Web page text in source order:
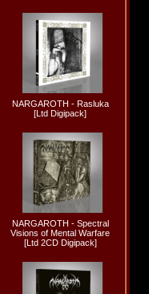
NARGAROTH - Rasluka
[Ltd Digipack]
NARGAROTH - Spectral
Visions of Mental Warfare
[Ltd 2CD Digipack]